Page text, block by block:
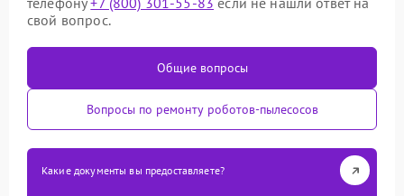
свой вопрос.
Общие вопросы
Вопросы по ремонту роботов-пылесосов
Какие документы вы предоставляете?